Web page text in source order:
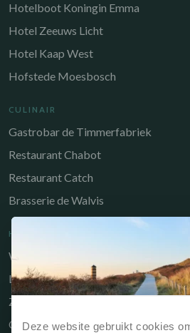
Deze website gebruikt cookies
Waarom direct boeken?
Hotelboot Koningin Emma
Hotel Zeeuws Licht
Hotel Kaap West
Hofstede Moesbosch
CULINAIR
Gastrobar de Timmerfabriek
Restaurant Chabot
Restaurant Catch
Brasserie de Walvis
HANDIGE LINKS
Werken bij
Long-Stay
Zakelijk
Owners Portal